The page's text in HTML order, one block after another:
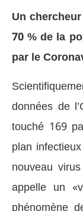
Un
70 % de la
par le
données de
touché 169
plan
nouveau
appelle un